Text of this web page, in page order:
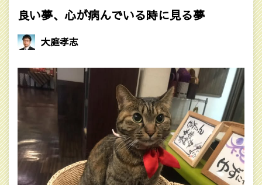
良い夢、心が病んでいる時に見る夢
大庭孝志